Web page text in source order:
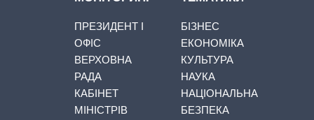
ПРЕЗИДЕНТ І
ОФІС
ВЕРХОВНА
РАДА
КАБІНЕТ
МІНІСТРІВ
БІЗНЕС
ЕКОНОМІКА
КУЛЬТУРА
НАУКА
НАЦІОНАЛЬНА
БЕЗПЕКА